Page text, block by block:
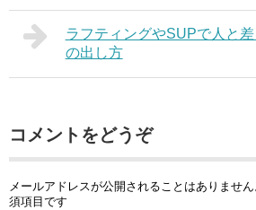
ラフティングやSUPで人と
の出し方
コメントをどうぞ
メールアドレスが公開されることはありません
須項目です